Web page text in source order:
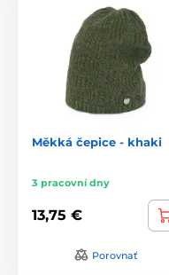
Měkká čepice - khaki
3 pracovní dny
13,75 €
Porovnať